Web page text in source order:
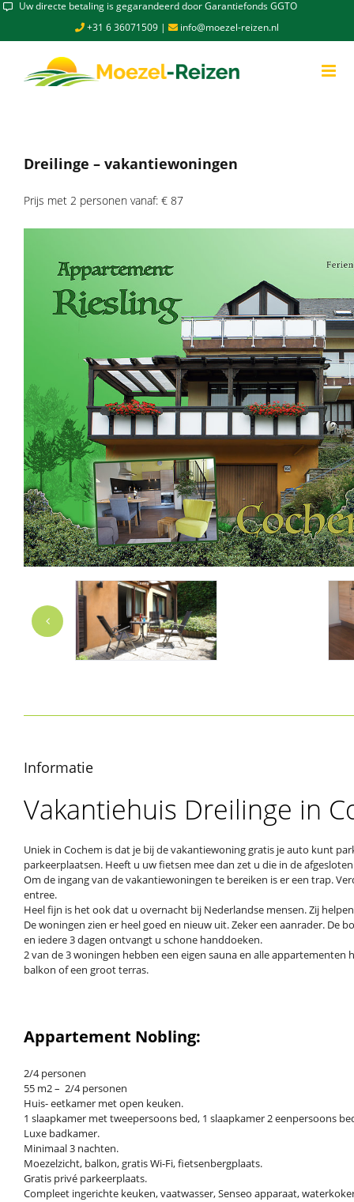
Skip Uw directe betaling is gegarandeerd door Garantiefonds GGTO
+31 6 36071509 | info@moezel-reizen.nl
Dreilinge – vakantiewoningen
Prijs met 2 personen vanaf: € 87
Informatie
Vakantiehuis Dreilinge in
Uniek in Cochem is dat je bij de vakantiewoning gratis je auto kunt
parkeerplaatsen. Heeft u uw fietsen mee dan zet u die in de
Om de ingang van de vakantiewoningen te bereiken is er een trap.
entree.
Heel fijn is het ook dat u overnacht bij Nederlandse mensen. Zij
De woningen zien er heel goed en nieuw uit. Zeker een aanrader. De
en iedere 3 dagen ontvangt u schone handdoeken.
2 van de 3 woningen hebben een eigen sauna en alle appartementen
balkon of een groot terras.
Appartement Nobling:
2/4 personen
55 m2 – 2/4 personen
Huis- eetkamer met open keuken.
1 slaapkamer met tweepersoons bed, 1 slaapkamer 2 eenpersoons
Luxe badkamer.
Minimaal 3 nachten.
Moezelzicht, balkon, gratis Wi-Fi, fietsenbergplaats.
Gratis privé parkeerplaats.
Compleet ingerichte keuken, vaatwasser, Senseo apparaat,